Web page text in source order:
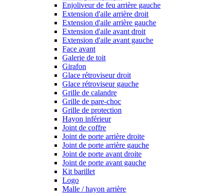
Enjoliveur de feu arrière gauche
Extension d'aile arrière droit
Extension d'aile arrière gauche
Extension d'aile avant droit
Extension d'aile avant gauche
Face avant
Galerie de toit
Girafon
Glace rétroviseur droit
Glace rétroviseur gauche
Grille de calandre
Grille de pare-choc
Grille de protection
Hayon inférieur
Joint de coffre
Joint de porte arrière droite
Joint de porte arrière gauche
Joint de porte avant droite
Joint de porte avant gauche
Kit barillet
Logo
Malle / hayon arrière